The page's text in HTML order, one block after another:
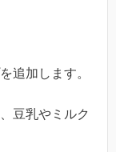
追加します。
豆乳やミルク